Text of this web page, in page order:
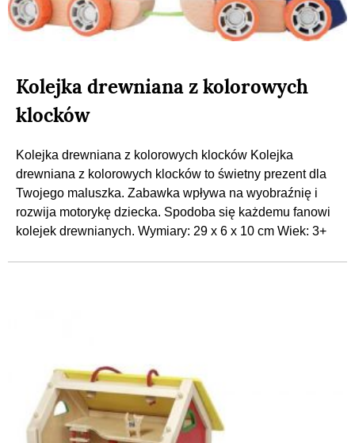
Kolejka drewniana z kolorowych
klocków
Kolejka drewniana z kolorowych klocków Kolejka
drewniana z kolorowych klocków to świetny prezent dla
Twojego maluszka. Zabawka wpływa na wyobraźnię i
rozwija motorykę dziecka. Spodoba się każdemu fanowi
kolejek drewnianych. Wymiary: 29 x 6 x 10 cm Wiek: 3+